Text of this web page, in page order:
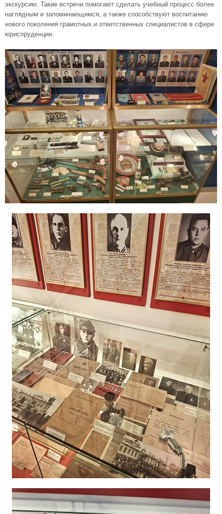
экскурсию. Такие встречи помогают сделать учебный процесс более
наглядным и запоминающимся, а также способствуют воспитанию
нового поколения грамотных и ответственных специалистов в сфере
юриспруденции.